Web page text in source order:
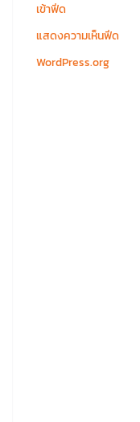
เข้าฟีด
แสดงความเห็นฟีด
WordPress.org